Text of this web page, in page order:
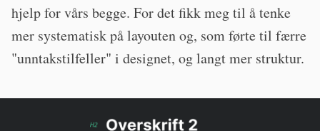
hjelp for vårs begge. For det fikk meg til å tenke
mer systematisk på layouten og, som førte til færre
"unntakstilfeller" i designet, og langt mer struktur.